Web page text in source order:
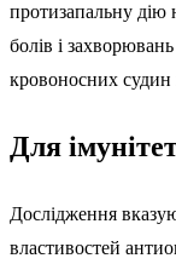
протизапальну дію
болів і
кровоносних судин
Для
Дослідження
властивостей